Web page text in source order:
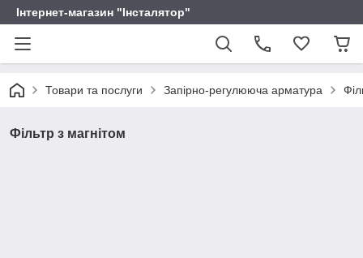
Інтернет-магазин "Інсталятор"
Товари та послуги Запірно-регулююча арматура
Фільтр з магнітом